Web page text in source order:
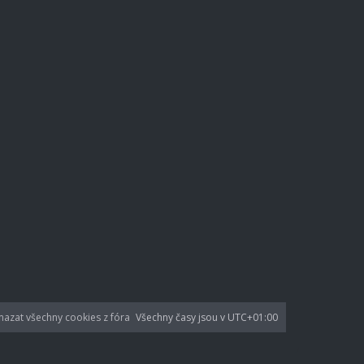
Všechny časy jsou v UTC+01:00
všechny cookies z fóra